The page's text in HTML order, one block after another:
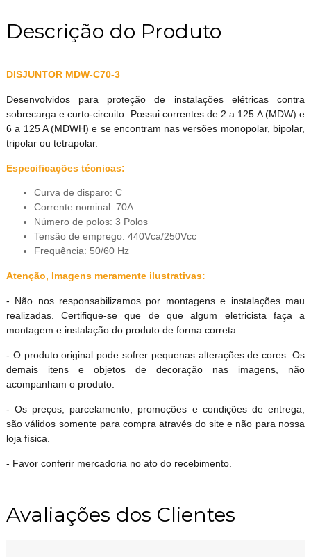
Descrição do Produto
DISJUNTOR MDW-C70-3
Desenvolvidos para proteção de instalações elétricas contra
sobrecarga e curto-circuito. Possui correntes de 2 a 125 A (MDW) e
6 a 125 A (MDWH) e se encontram nas versões monopolar, bipolar,
tripolar ou tetrapolar.
Especificações técnicas:
Curva de disparo: C
Corrente nominal: 70A
Número de polos: 3 Polos
Tensão de emprego: 440Vca/250Vcc
Frequência: 50/60 Hz
Atenção, Imagens meramente ilustrativas:
- Não nos responsabilizamos por montagens e instalações mau
realizadas. Certifique-se que de que algum eletricista faça a
montagem e instalação do produto de forma correta.
- O produto original pode sofrer pequenas alterações de cores. Os
demais itens e objetos de decoração nas imagens, não
acompanham o produto.
- Os preços, parcelamento, promoções e condições de entrega,
são válidos somente para compra através do site e não para nossa
loja física.
- Favor conferir mercadoria no ato do recebimento.
Avaliações dos Clientes